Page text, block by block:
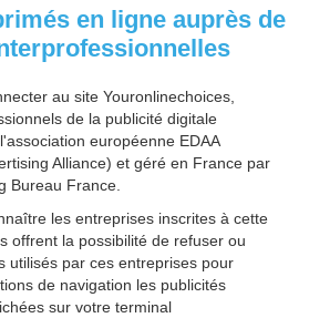
en ligne auprès de
au site Youronlinechoices,
de la publicité digitale
européenne EDAA
Alliance) et géré en France par
Bureau France.
les entreprises inscrites à cette
offrent la possibilité de refuser ou
utilisés par ces entreprises pour
de navigation les publicités
sur votre terminal